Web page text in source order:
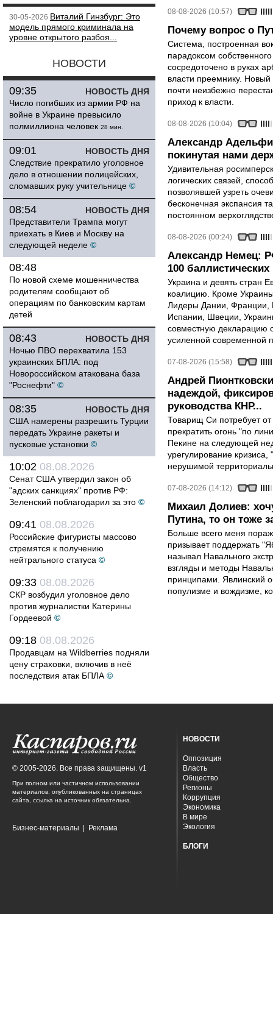
30-05-2026 Виталий Гинзбург: Это
модель прямого криминала на
уровне открытого разбоя...
НОВОСТИ
НОВОСТЬ ДНЯ
09:35
Число погибших из армии РФ на
войне в Украине превысило
полмиллиона человек 28 мин.
НОВОСТЬ ДНЯ
09:01
Следствие прекратило уголовное
дело в отношении полицейских,
сломавших руку учительнице ©
НОВОСТЬ ДНЯ
08:54
Представители Трампа могут
приехать в Киев и Москву на
следующей неделе ©
08:48
По новой схеме мошенничества
родителям сообщают об
операциям по банковским картам
детей
НОВОСТЬ ДНЯ
08:43
Ночью ПВО перехватила 153
украинских БПЛА: под
Новороссийском атакована база
"Роснефти" ©
НОВОСТЬ ДНЯ
08:35
США намерены разрешить Турции
передать Украине ракеты и
пусковые установки ©
10:02 08.08.2026
Сенат США утвердил закон об
"адских санкциях" против РФ:
Зеленский поблагодарил за это ©
09:41 08.08.2026
Российские фигуристы массово
стремятся к получению
нейтрального статуса ©
09:33 08.08.2026
СКР возбудил уголовное дело
против журналистки Катерины
Гордеевой ©
09:18 08.08.2026
Продавцам на Wildberries подняли
цену страховки, включив в неё
последствия атак БПЛА ©
08-08-2026 (10:57)
Почему вопрос о
Система, построенная
парадоксом
сосредоточено в руках
власти преемнику.
почти неизбежно
приход к власти.
08-08-2026 (10:04)
Александр
покинутая нами
Удивительная
логических связей,
позволявшей узреть
бесконечная экспансия
постоянном
08-08-2026 (00:24)
Александр Немец:
100 баллистических
Украина и девять стран
коалицию. Кроме
Лидеры Дании, Франции,
Испании, Швеции,
совместную декларацию
усиленной современной
07-08-2026 (15:58)
Андрей
надеждой,
руководства КНР...
Товарищ Си потребует
прекратить огонь "по
Пекине на следующей
урегулирование
нерушимой
07-08-2026 (14:12)
Михаил Долиев:
Путина, то он тоже
Больше всего меня
призывает поддержать
называл Навального
взгляды и методы
принципами. Явлинский
популизме и вождизме,
© 2005-2026. Все права защищены. v1
При полном или частичном использовании
материалов, опубликованных на страницах
сайта, ссылка на источник обязательна.
Бизнес-материалы Реклама
НОВОСТИ
Оппозиция
Власть
Общество
Регионы
Коррупция
Экономика
В мире
Экология
БЛОГИ